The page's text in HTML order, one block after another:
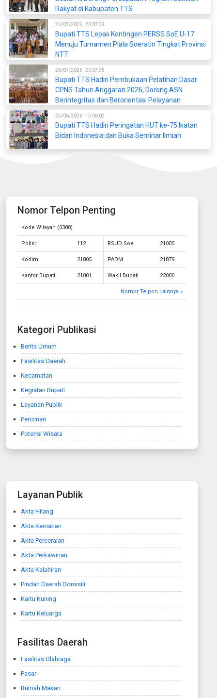
Rakyat di Kabupaten TTS
26/07/2026 20:07:38
Bupati TTS Lepas Kontingen PERSS SoE U-17
Menuju Turnamen Piala Soeratin Tingkat Provinsi
NTT
26/07/2026 20:07:35
Bupati TTS Hadiri Pembukaan Pelatihan Dasar
CPNS Tahun Anggaran 2026, Dorong ASN
Berintegritas dan Berorientasi Pelayanan
25/06/2026 15:06:02
Bupati TTS Hadiri Peringatan HUT ke-75 Ikatan
Bidan Indonesia dan Buka Seminar Ilmiah
Nomor Telpon Penting
Kode Wilayah (0388)
Polisi 112 RSUD Soe 21005
Kodim 21805 PADM 21879
Kantor Bupati 21001 Wakil Bupati 22000
Nomor Telpon Lainnya »
Kategori Publikasi
Berita Umum
Fasilitas Daerah
Kecamatan
Kegiatan Bupati
Layanan Publik
Perizinan
Potensi Wisata
Layanan Publik
Akta Hilang
Akta Kematian
Akta Perceraian
Akta Perkawinan
Akta Kelahiran
Pindah Daerah Domisili
Kartu Kuning
Kartu Keluarga
Fasilitas Daerah
Fasilitas Olahraga
Pasar
Rumah Makan